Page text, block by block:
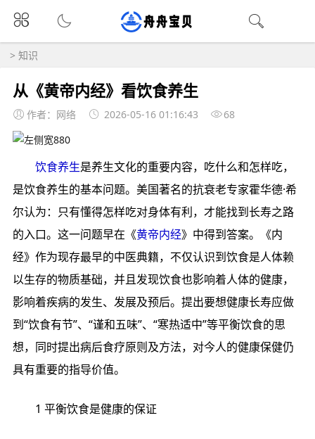
> 知识
从《黄帝内经》看饮食养生
作者：网络 2026-05-16 01:16:43 68
饮食养生是养生文化的重要内容，吃什么和怎样吃，
是饮食养生的基本问题。美国著名的抗衰老专家霍华德·希
尔认为：只有懂得怎样吃对身体有利，才能找到长寿之路
的入口。这一问题早在《黄帝内经》中得到答案。《内
经》作为现存最早的中医典籍，不仅认识到饮食是人体赖
以生存的物质基础，并且发现饮食也影响着人体的健康，
影响着疾病的发生、发展及预后。提出要想健康长寿应做
到“饮食有节”、“谨和五味”、“寒热适中”等平衡饮食的思
想，同时提出病后食疗原则及方法，对今人的健康保健仍
具有重要的指导价值。
1 平衡饮食是健康的保证